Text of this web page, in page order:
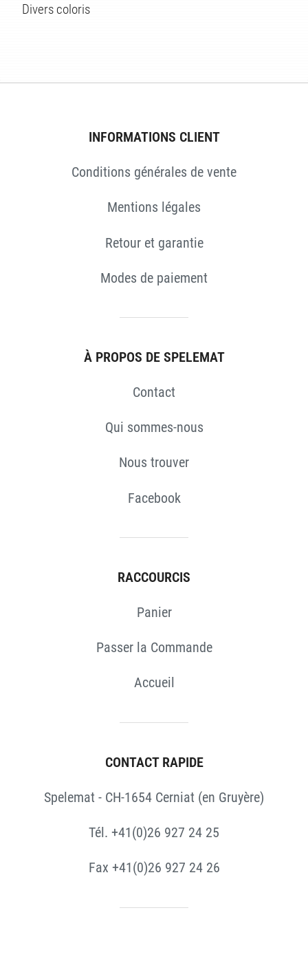
Divers coloris
INFORMATIONS CLIENT
Conditions générales de vente
Mentions légales
Retour et garantie
Modes de paiement
À PROPOS DE SPELEMAT
Contact
Qui sommes-nous
Nous trouver
Facebook
RACCOURCIS
Panier
Passer la Commande
Accueil
CONTACT RAPIDE
Spelemat - CH-1654 Cerniat (en Gruyère)
Tél. +41(0)26 927 24 25
Fax +41(0)26 927 24 26